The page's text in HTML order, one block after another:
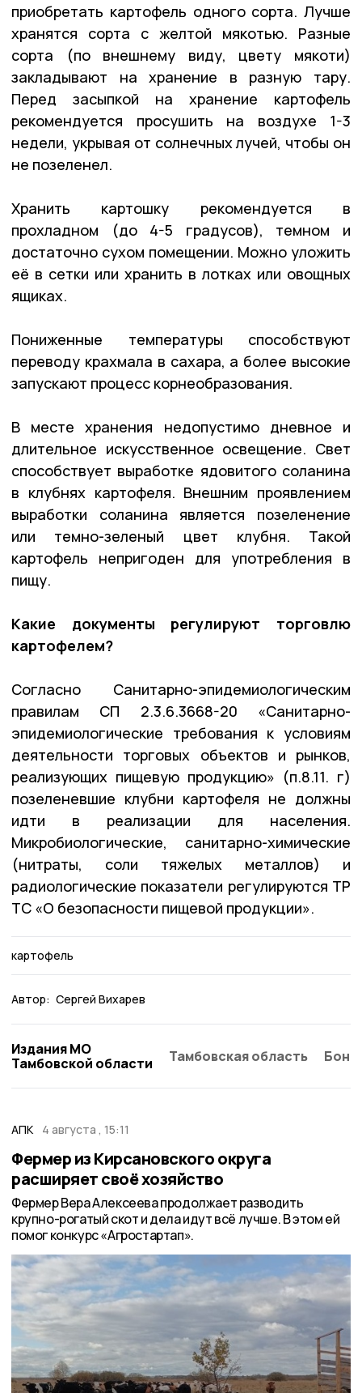
приобретать картофель одного сорта. Лучше
хранятся сорта с желтой мякотью. Разные
сорта (по внешнему виду, цвету мякоти)
закладывают на хранение в разную тару.
Перед засыпкой на хранение картофель
рекомендуется просушить на воздухе 1-3
недели, укрывая от солнечных лучей, чтобы он
не позеленел.
Хранить картошку рекомендуется в
прохладном (до 4-5 градусов), темном и
достаточно сухом помещении. Можно уложить
её в сетки или хранить в лотках или овощных
ящиках.
Пониженные температуры способствуют
переводу крахмала в сахара, а более высокие
запускают процесс корнеобразования.
В месте хранения недопустимо дневное и
длительное искусственное освещение. Свет
способствует выработке ядовитого соланина
в клубнях картофеля. Внешним проявлением
выработки соланина является позеленение
или темно-зеленый цвет клубня. Такой
картофель непригоден для употребления в
пищу.
Какие документы регулируют торговлю
картофелем?
Согласно Санитарно-эпидемиологическим
правилам СП 2.3.6.3668-20 «Санитарно-
эпидемиологические требования к условиям
деятельности торговых объектов и рынков,
реализующих пищевую продукцию» (п.8.11. г)
позеленевшие клубни картофеля не должны
идти в реализации для населения.
Микробиологические, санитарно-химические
(нитраты, соли тяжелых металлов) и
радиологические показатели регулируются ТР
ТС «О безопасности пищевой продукции».
картофель
Автор: Сергей Вихарев
Издания МО
Тамбовской области
Тамбовская область
АПК 4 августа , 15:11
Фермер из Кирсановского округа
расширяет своё хозяйство
Фермер Вера Алексеева продолжает разводить
крупно-рогатый скот и дела идут всё лучше. В этом ей
помог конкурс «Агростартап».